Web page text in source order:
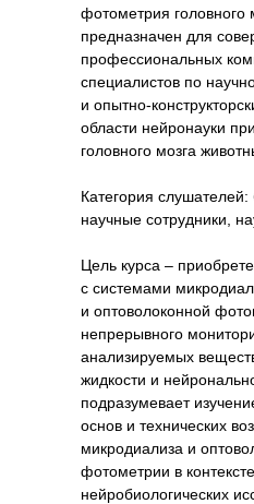
фотометрия головного
предназначен для
профессиональных
специалистов по
и опытно-
области нейронауки
головного мозга
Категория
научные сотрудники,
Цель курса –
с системами
и оптоволоконной
непрерывного
анализируемых
жидкости и
подразумевает
основ и технических
микродиализа и
фотометрии в
нейробиологических